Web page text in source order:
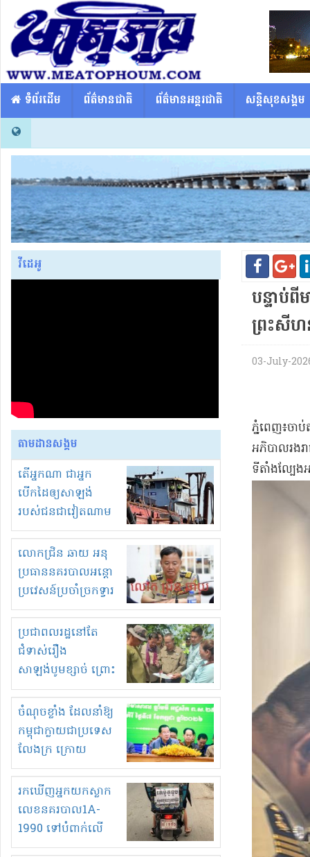
​​ ទំព័រដើម ព័ត៌មានជាតិ ព័ត៌មានអន្តរជាតិ សន្តិសុខសង្គម
វីដេអូ
តាមដានសង្គម
តើអ្នកណា ជាអ្នក
បើកដៃឲ្យសាឡង់
របស់ជនជាវៀតណាម
ចូល មកខុស
ច្បាប់លួចបូមខ្សាច់នៅ
ក្នុងប្រទេសកម្ពុជា
លោកជ្រិន ឆាយ អនុ
ប្រធាននគរបាលអន្តោ
ប្រវេសន៍ប្រចាំច្រកទ្វារ
ព្រំដែនភ្នំឌិន និងឈ្មួញ
មួយចំនួនទៀត
កំពង់តែគុបគិតគ្នា
ធ្វើសកម្មភាពរកស៊ីនិង
ស្តុកទំនិញគេចពន្ធ?
ប្រជាពលរដ្ឋនៅតែ
ជំទាស់រឿង
សាឡង់បូមខ្សាច់ ព្រោះ
ខ្លាចបាក់ច្រាំងទៀត!
ចំណុចខ្លាំង ដែលនាំឱ្យ
កម្ពុជាក្លាយជាប្រទេស
លែងក្រ ក្រោយ
ឆ្នាំ២០៣០
រកឃើញអ្នកយកស្លាក
លេខនគរបាល1A-
1990 ទៅបំពាក់លើ
ម៉ូតូរបស់ខ្លួន ដាកផ្លាក
បន្ទាប់ពី​
ព្រះសីហនុ​
03-July-
ភ្នំពេញ​៖​ចា
អភិបាលរង​រ
ទីតាំង​ល្បែង​